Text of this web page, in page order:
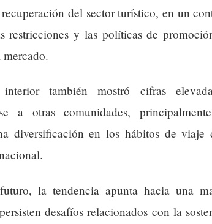
del sector turístico, en un
restricciones y las políticas de
también mostró cifras
a otras comunidades,
diversificación en los hábitos de viaje
la tendencia apunta hacia una
desafíos relacionados con la